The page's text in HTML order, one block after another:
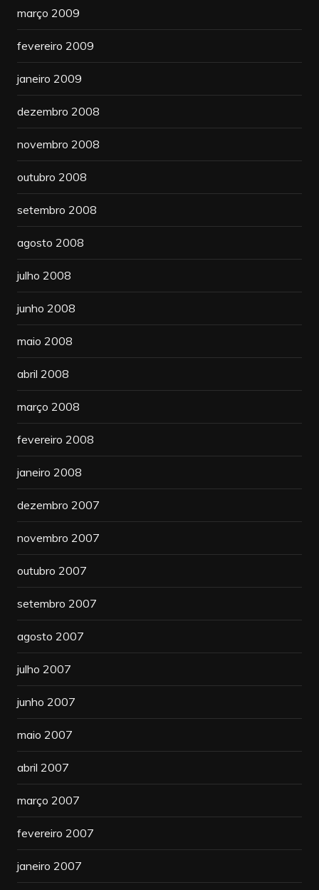
março 2009
fevereiro 2009
janeiro 2009
dezembro 2008
novembro 2008
outubro 2008
setembro 2008
agosto 2008
julho 2008
junho 2008
maio 2008
abril 2008
março 2008
fevereiro 2008
janeiro 2008
dezembro 2007
novembro 2007
outubro 2007
setembro 2007
agosto 2007
julho 2007
junho 2007
maio 2007
abril 2007
março 2007
fevereiro 2007
janeiro 2007